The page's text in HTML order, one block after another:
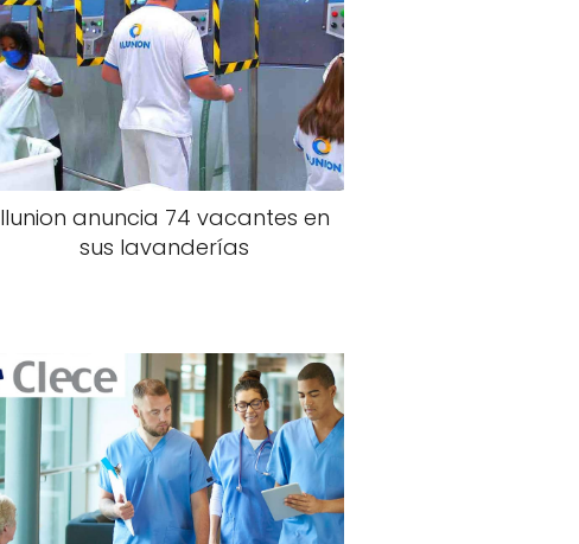
Ilunion anuncia 74 vacantes en
sus lavanderías